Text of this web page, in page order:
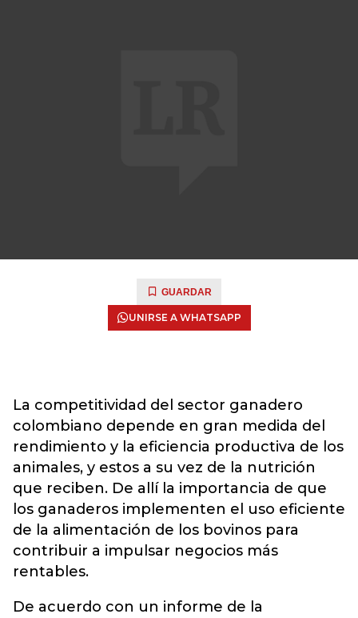
GUARDAR
UNIRSE A WHATSAPP
La competitividad del sector ganadero
colombiano depende en gran medida del
rendimiento y la eficiencia productiva de los
animales, y estos a su vez de la nutrición
que reciben. De allí la importancia de que
los ganaderos implementen el uso eficiente
de la alimentación de los bovinos para
contribuir a impulsar negocios más
rentables.
De acuerdo con un informe de la